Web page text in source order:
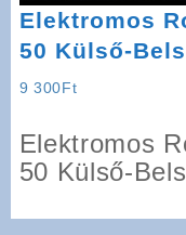
Elektromos
50 Külső-
9 300Ft
Elektromos
50 Külső-